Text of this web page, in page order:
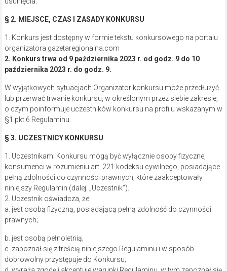
2. Uczestnik oświadcza, że:
prawnych;
b. jest osobą pełnoletnią;
c. zapoznał się z treścią niniejszego Regulaminu i w sposób
dobrowolny przystępuje do Konkursu;
d. wyraża zgodę i akceptuje warunki Regulaminu, w tym zapoznał się
z treścią dotyczącą procedury odbioru nagrody i ją w pełni
akceptuje;
e. zobowiązuje się do przestrzegania postanowień Regulaminu;
f. wyraził zgodę na przetwarzanie danych osobowych dla celów
3. Uczestnik zobowiązuje się do przestrzegania określonych w
warunki, które uprawniają go do udziału w Konkursie.
4. W Konkursie nie mogą uczestniczyć pracownicy i
współpracownicy Organizatora.
§ 4. NAGRODA
1. Nagrodą w Konkursie jest jedno podwójne zaproszenie na
spektakl „Inteligenci”, który odbędzie się 14 października o
godz. 16 w Klubie Politechnik dla jednej osoby wyłonionej
w sposób wskazany w §6.
2. Informacja o Nagrodzie będzie zawarta w treści ogłoszenia o